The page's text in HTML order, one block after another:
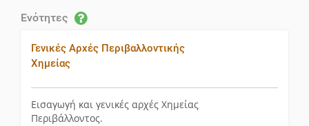
Ενότητες
Γενικές Αρχές Περιβαλλοντικής
Χημείας
Εισαγωγή και γενικές αρχές Χημείας
Περιβάλλοντος.